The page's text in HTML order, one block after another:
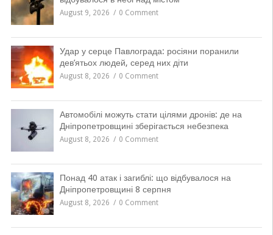
August 9, 2026 0 Comment
Удар у серце Павлограда: росіяни поранили
дев’ятьох людей, серед них діти
August 8, 2026 0 Comment
Автомобілі можуть стати цілями дронів: де на
Дніпропетровщині зберігається небезпека
August 8, 2026 0 Comment
Понад 40 атак і загиблі: що відбувалося на
Дніпропетровщині 8 серпня
August 8, 2026 0 Comment